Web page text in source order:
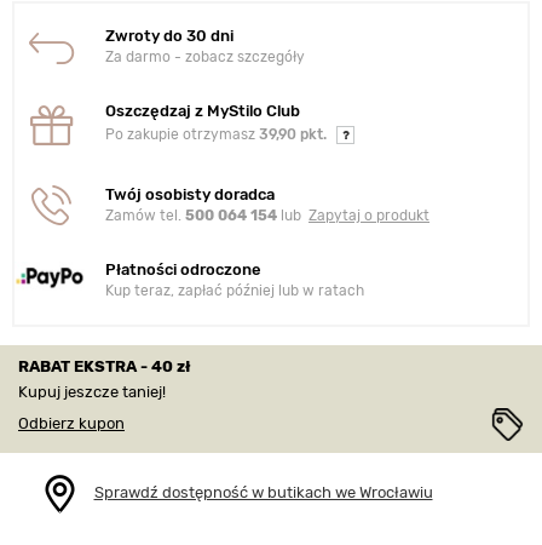
Zwroty do 30 dni
Za darmo - zobacz szczegóły
Oszczędzaj z MyStilo Club
Po zakupie otrzymasz 39,90 pkt.
Twój osobisty doradca
Zamów tel. 500 064 154 lub Zapytaj o produkt
Płatności odroczone
Kup teraz, zapłać później lub w ratach
RABAT EKSTRA - 40 zł
Kupuj jeszcze taniej!
Odbierz kupon
Sprawdź dostępność w butikach we Wrocławiu